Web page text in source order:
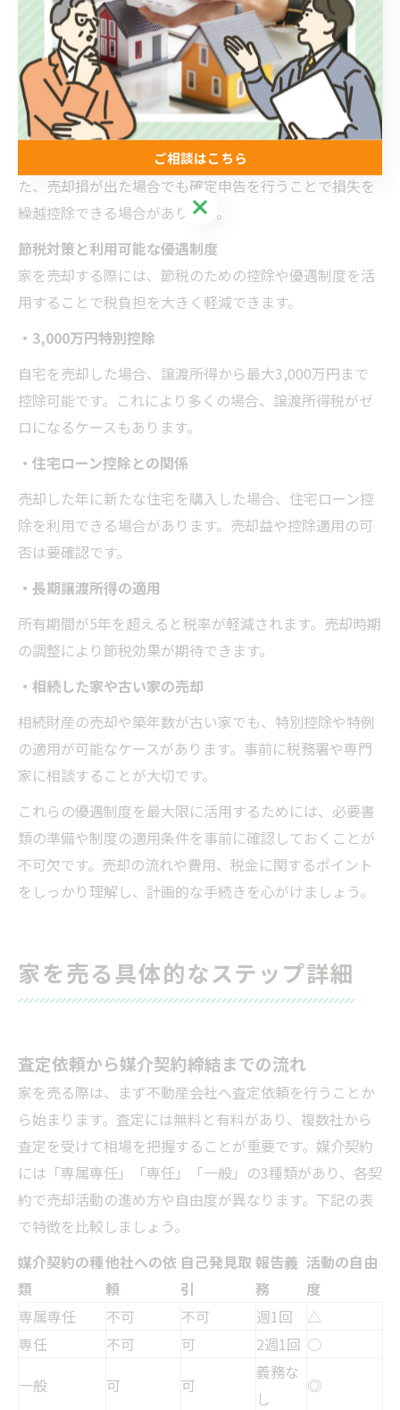
確定申告の 譲渡所得が発生した翌年の2月16日～3月15
日に申告が必要
必要書類
売買契約書、登記簿謄本、取得費の証明書類
など
ポイントとして、取得費の証明ができない場合は売却価
格の5%で計算されるため、書類の保管が重要です。ま
た、売却損が出た場合でも確定申告を行うことで損失を
繰越控除できる場合があります。
節税対策と利用可能な優遇制度
家を売却する際には、節税のための控除や優遇制度を活
用することで税負担を大きく軽減できます。
・3,000万円特別控除
自宅を売却した場合、譲渡所得から最大3,000万円まで
控除可能です。これにより多くの場合、譲渡所得税がゼ
ロになるケースもあります。
・住宅ローン控除との関係
売却した年に新たな住宅を購入した場合、住宅ローン控
除を利用できる場合があります。売却益や控除適用の可
否は要確認です。
・長期譲渡所得の適用
所有期間が5年を超えると税率が軽減されます。売却時期
の調整により節税効果が期待できます。
・相続した家や古い家の売却
相続財産の売却や築年数が古い家でも、特別控除や特例
の適用が可能なケースがあります。事前に税務署や専門
家に相談することが大切です。
これらの優遇制度を最大限に活用するためには、必要書
類の準備や制度の適用条件を事前に確認しておくことが
不可欠です。売却の流れや費用、税金に関するポイント
をしっかり理解し、計画的な手続きを心がけましょう。
家を売る具体的なステップ詳細
査定依頼から媒介契約締結までの流れ
家を売る際は、まず不動産会社へ査定依頼を行うことか
ら始まります。査定には無料と有料があり、複数社から
査定を受けて相場を把握することが重要です。媒介契約
には「専属専任」「専任」「一般」の3種類があり、各契
約で売却活動の進め方や自由度が異なります。下記の表
で特徴を比較しましょう。
媒介契約の種
類
他社への依
頼
自己発見取
引
報告義
務
活動の自由
度
専属専任
不可 不可 週1回
△
専任
不可 可 2週1回 ○
一般
可 可
義務な
し
◎
ご相談はこちら
ご相談はこちら